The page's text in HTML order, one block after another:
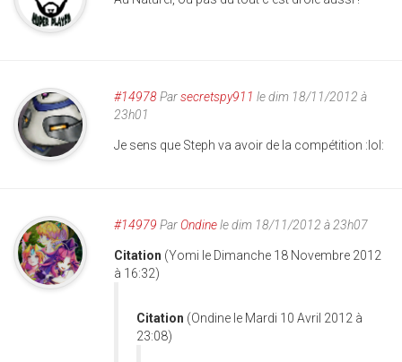
#14978Parsecretspy911 le dim 18/11/2012 à
23h01
Je sens que Steph va avoir de la compétition :lol:
#14979 ParOndinele dim 18/11/2012 à 23h07
Citation (Yomi le Dimanche 18 Novembre 2012
à 16:32)
Citation (Ondine le Mardi 10 Avril 2012 à
23:08)